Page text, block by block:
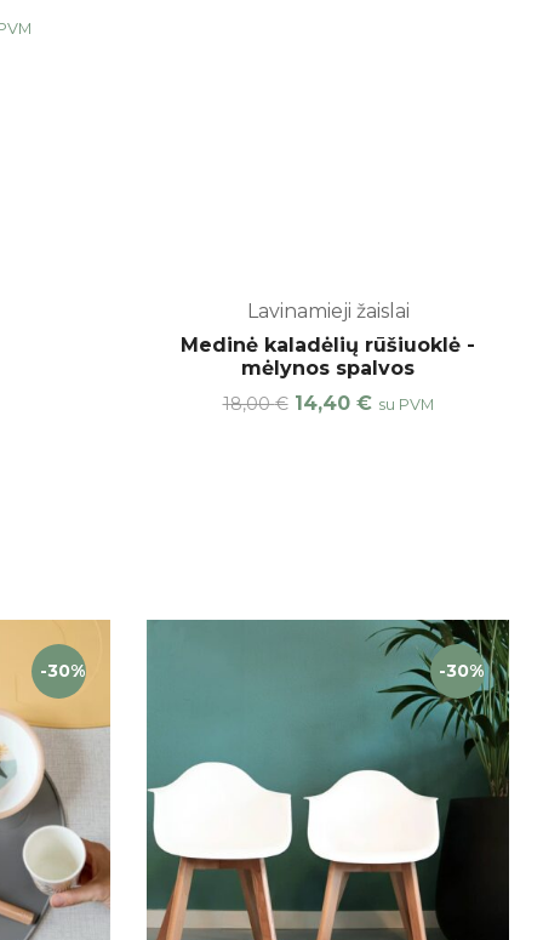
Lavinamieji žaislai
Medinė kaladėlių rūšiuoklė -
mėlynos spalvos
18,00€ 14,40 € su PVM
-30% -30%